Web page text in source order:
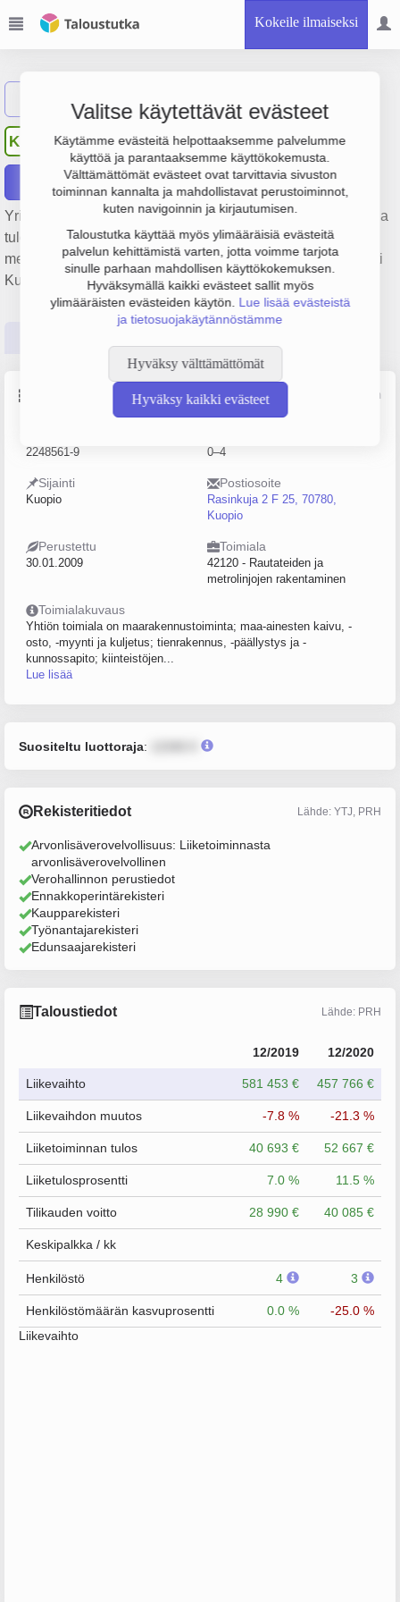
Kokeile ilmaiseksi
Valitse käytettävät evästeet
Käytämme evästeitä helpottaaksemme palvelumme
käyttöä ja parantaaksemme käyttökokemusta.
Välttämättömät evästeet ovat tarvittavia sivuston
toiminnan kannalta ja mahdollistavat perustoiminnot,
kuten navigoinnin ja kirjautumisen.
Taloustutka käyttää myös ylimääräisiä evästeitä
palvelun kehittämistä varten, jotta voimme tarjota
sinulle parhaan mahdollisen käyttökokemuksen.
Hyväksymällä kaikki evästeet sallit myös
ylimääräisten evästeiden käytön. Lue lisää evästeistä
ja tietosuojakäytännöstämme
Hyväksy välttämättömät
Hyväksy kaikki evästeet
KK Kuljetus K. Toivanen Oy
Raportit
Yrityksen Kuljetus K. Toivanen Oy liikevaihto on 458 000 € ja
tulos 53 000 €. Sen päätoimiala on Rautateiden ja
metrolinjojen rakentaminen, perustamisvuosi 2009 ja sijainti
Kuopio. Yrityksen yhtiömuoto Osakeyhtiö (OY).
Lähde: YTJ, PRH, Traficom
2248561-9 0–4
Sijainti
Kuopio
Postiosoite
Rasinkuja 2 F 25, 70780,
Kuopio
Perustettu
30.01.2009
Toimiala
42120 - Rautateiden ja
metrolinjojen rakentaminen
Toimialakuvaus
Yhtiön toimiala on maarakennustoiminta; maa-ainesten kaivu, -
osto, -myynti ja kuljetus; tienrakennus, -päällystys ja -
kunnossapito; kiinteistöjen...
Lue lisää
Suositeltu luottoraja:
Rekisteritiedot Lähde: YTJ, PRH
Arvonlisäverovelvollisuus: Liiketoiminnasta
arvonlisäverovelvollinen
Verohallinnon perustiedot
Ennakkoperintärekisteri
Kaupparekisteri
Työnantajarekisteri
Edunsaajarekisteri
Taloustiedot Lähde: PRH
12/2019 12/2020
Liikevaihto 581 453 € 457 766 €
Liikevaihdon muutos -7.8 % -21.3 %
Liiketoiminnan tulos 40 693 € 52 667 €
Liiketulosprosentti 7.0 % 11.5 %
Tilikauden voitto 28 990 € 40 085 €
Keskipalkka / kk
Henkilöstö 4 3
Henkilöstömäärän kasvuprosentti 0.0 %
-25.0 %
Liikevaihto